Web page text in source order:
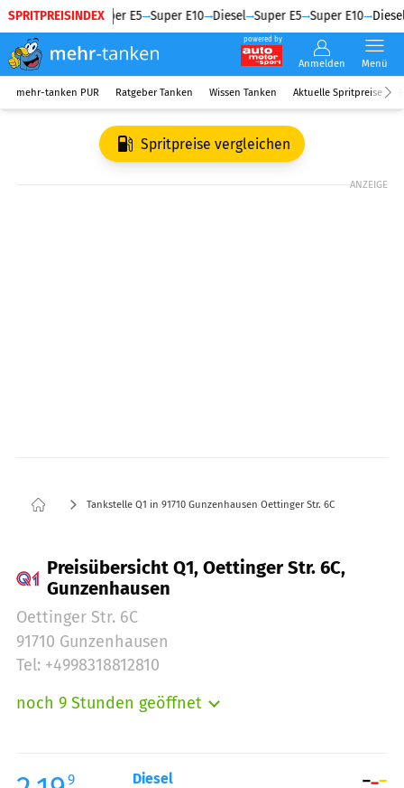
SPRITPREISINDEX
Diesel Super E5 Super E10 Diesel Super E5 Super E10 Diesel
powered by
Anmelden Menü
mehr-tanken PUR Ratgeber Tanken Wissen Tanken Aktuelle Spritpreise
Spritpreise vergleichen
ANZEIGE
Tankstelle Q1 in 91710 Gunzenhausen Oettinger Str. 6C
Preisübersicht Q1, Oettinger Str. 6C,
Gunzenhausen
Oettinger Str. 6C
91710 Gunzenhausen
Tel: +4998318812810
noch 9 Stunden geöffnet
Mittwoch:
06:00-22:00
9 Diesel